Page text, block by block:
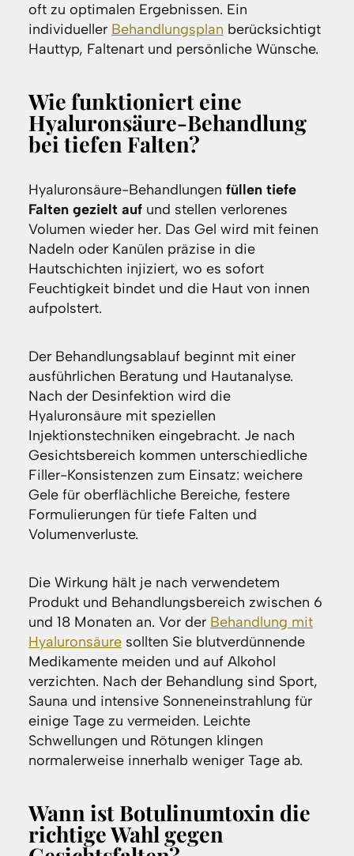
oft zu optimalen Ergebnissen. Ein
individueller Behandlungsplan berücksichtigt
Hauttyp, Faltenart und persönliche Wünsche.
Wie funktioniert eine
Hyaluronsäure-Behandlung
bei tiefen Falten?
Hyaluronsäure-Behandlungen füllen tiefe
Falten gezielt aufund stellen verlorenes
Volumen wieder her. Das Gel wird mit feinen
Nadeln oder Kanülen präzise in die
Hautschichten injiziert, wo es sofort
Feuchtigkeit bindet und die Haut von innen
aufpolstert.
Der Behandlungsablauf beginnt mit einer
ausführlichen Beratung und Hautanalyse.
Nach der Desinfektion wird die
Hyaluronsäure mit speziellen
Injektionstechniken eingebracht. Je nach
Gesichtsbereich kommen unterschiedliche
Filler-Konsistenzen zum Einsatz: weichere
Gele für oberflächliche Bereiche, festere
Formulierungen für tiefe Falten und
Volumenverluste.
Die Wirkung hält je nach verwendetem
Produkt und Behandlungsbereich zwischen 6
und 18 Monaten an. Vor der Behandlung mit
Hyaluronsäuresollten Sie blutverdünnende
Medikamente meiden und auf Alkohol
verzichten. Nach der Behandlung sind Sport,
Sauna und intensive Sonneneinstrahlung für
einige Tage zu vermeiden. Leichte
Schwellungen und Rötungen klingen
normalerweise innerhalb weniger Tage ab.
Wann ist Botulinumtoxin die
richtige Wahl gegen